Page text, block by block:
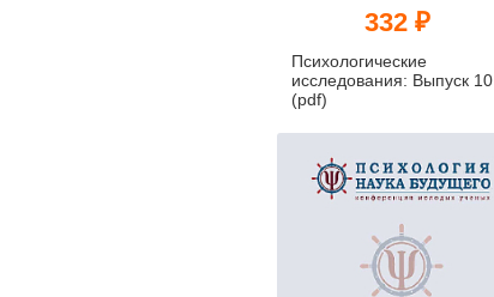
332 ₽
Психологические
исследования: Выпуск 10
(pdf)